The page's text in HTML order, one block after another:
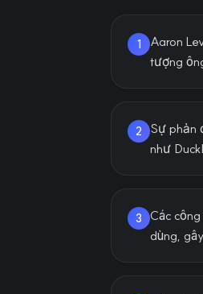
1
Aaron
tượng
2
Sự phản
như
3
Các
dùng,